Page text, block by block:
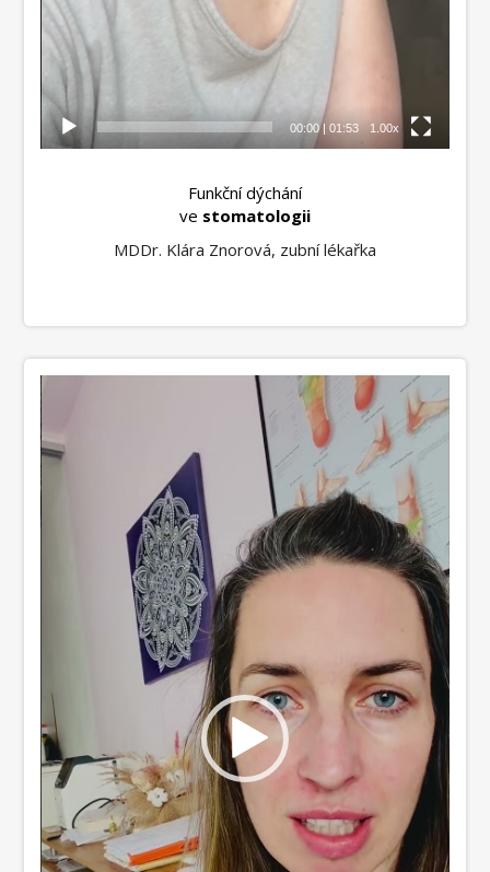
00:00| 01:53 1.00x
Funkční dýchání
ve stomatologii
MDDr. Klára Znorová, zubní lékařka
Video
přehrávač